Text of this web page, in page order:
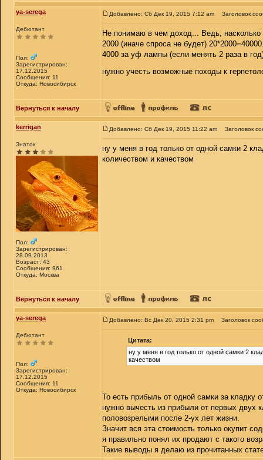
ya-serega
Дебютант
Пол:
Зарегистрирован:
17.12.2015
Сообщения: 11
Откуда: Новосибирск
Добавлено: Сб Дек 19, 2015 7:12 am Заголовок
Не понимаю в чем доход... Ведь, насколько
2000 (иначе спроса не будет)
4000 за уф лампы (если менять 2 раза в
нужно учесть возможные походы к
Вернуться к началу
kerrigan
Знаток
Пол:
Зарегистрирован:
28.09.2013
Возраст: 43
Сообщения: 961
Откуда: Москва
Добавлено: Сб Дек 19, 2015 11:22 am Заголовок
ну у меня в год только от одной самки 2
количеством и качеством
Вернуться к началу
ya-serega
Дебютант
Пол:
Зарегистрирован:
17.12.2015
Сообщения: 11
Откуда: Новосибирск
Добавлено: Вс Дек 20, 2015 2:31 pm Заголовок
Цитата:
ну у меня в год только от одной самки 2
качеством
То есть прибыль от одной самки за кладку
нужно вычесть из прибыли от первых двух
половозрелыми после 2-ух лет жизни.
Значит вся эта стоимость только окупит
я правильно понял их продают с такого
Такие выводы я делаю из прочитанных